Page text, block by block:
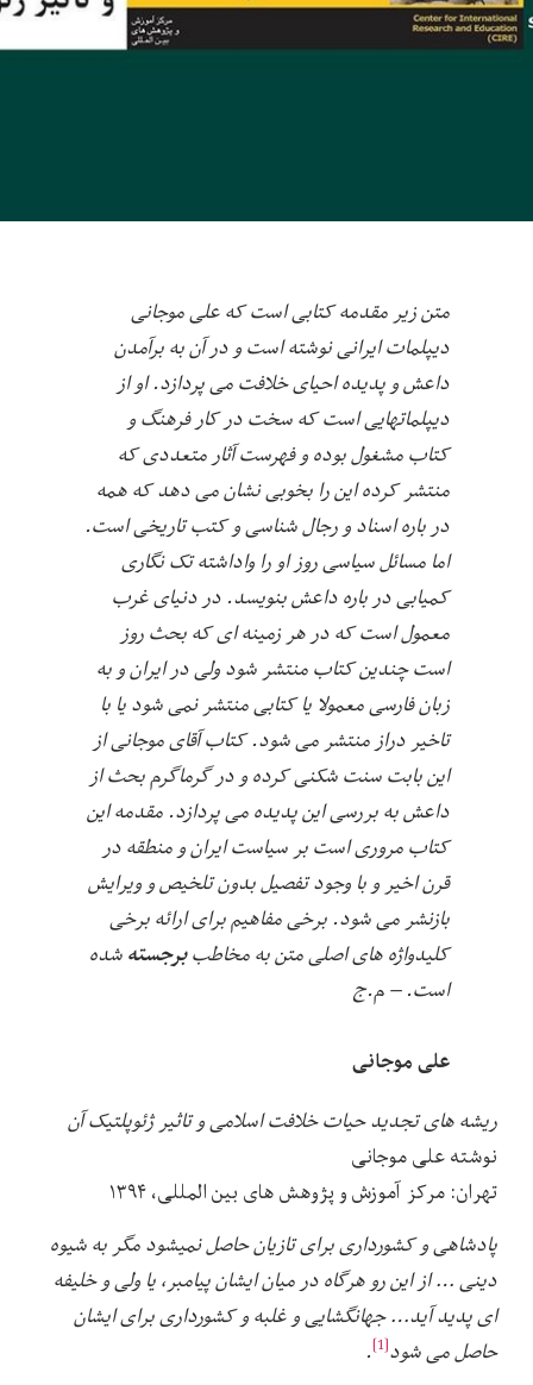
متن زیر مقدمه کتابی است که علی موجانی
دیپلمات ایرانی نوشته است و در آن به برآمدن
داعش و پدیده احیای خلافت می پردازد. او از
دیپلماتهایی است که سخت در کار فرهنگ و
کتاب مشغول بوده و فهرست آثار متعددی که
منتشر کرده این را بخوبی نشان می دهد که همه
در باره اسناد و رجال شناسی و کتب تاریخی است.
اما مسائل سیاسی روز او را واداشته تک نگاری
کمیابی در باره داعش بنویسد. در دنیای غرب
معمول است که در هر زمینه ای که بحث روز
است چندین کتاب منتشر شود ولی در ایران و به
زبان فارسی معمولا یا کتابی منتشر نمی شود یا با
تاخیر دراز منتشر می شود. کتاب آقای موجانی از
این بابت سنت شکنی کرده و در گرماگرم بحث از
داعش به بررسی این پدیده می پردازد. مقدمه این
کتاب مروری است بر سیاست ایران و منطقه در
قرن اخیر و با وجود تفصیل بدون تلخیص و ویرایش
بازنشر می شود. برخی مفاهیم برای ارائه برخی
کلیدواژه های اصلی متن به مخاطببرجستهشده
است. – م.ج
علی موجانی
ریشه های تجدید حیات خلافت اسلامی و تاثیر ژئوپلتیک آن
نوشته علی موجانی
تهران: مرکز آموزش و پژوهش های بین المللی، ۱۳۹۴
پادشاهی و کشورداری برای تازیان حاصل نمی‏شود مگر به شیوه
دینی … از این رو هرگاه در میان ایشان پیامبر، یا ولی و خلیفه
‏ای پدید آید… جهانگشایی و غلبه و کشورداری برای ایشان
حاصل می شود[1]
.